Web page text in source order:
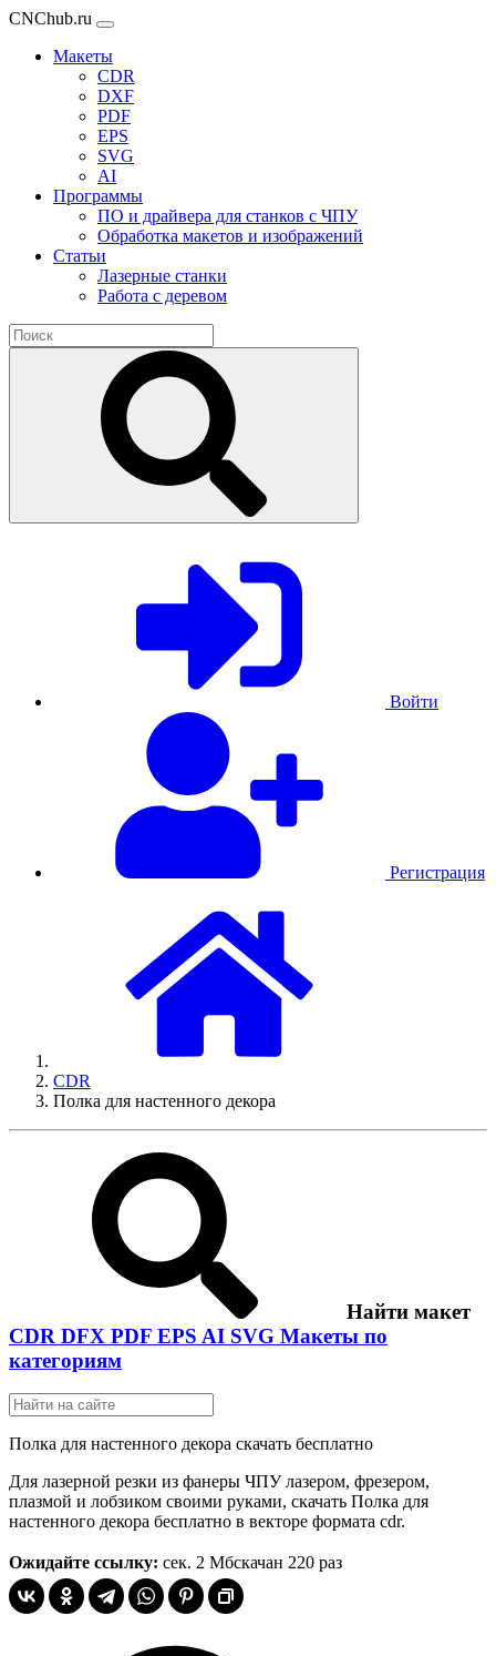
CNChub.ru
Макеты
CDR
DXF
PDF
EPS
SVG
AI
Программы
ПО и драйвера для станков с ЧПУ
Обработка макетов и изображений
Статьи
Лазерные станки
Работа с деревом
Войти
Регистрация
CDR
Полка для настенного декора
Найти макет
CDR DFX PDF EPS AI SVG Макеты по
категориям
Полка для настенного декора скачать бесплатно
Для лазерной резки из фанеры ЧПУ лазером, фрезером,
плазмой и лобзиком своими руками, скачать Полка для
настенного декора бесплатно в векторе формата cdr.
Ожидайте ссылку: сек. 2 Мбскачан 220 раз